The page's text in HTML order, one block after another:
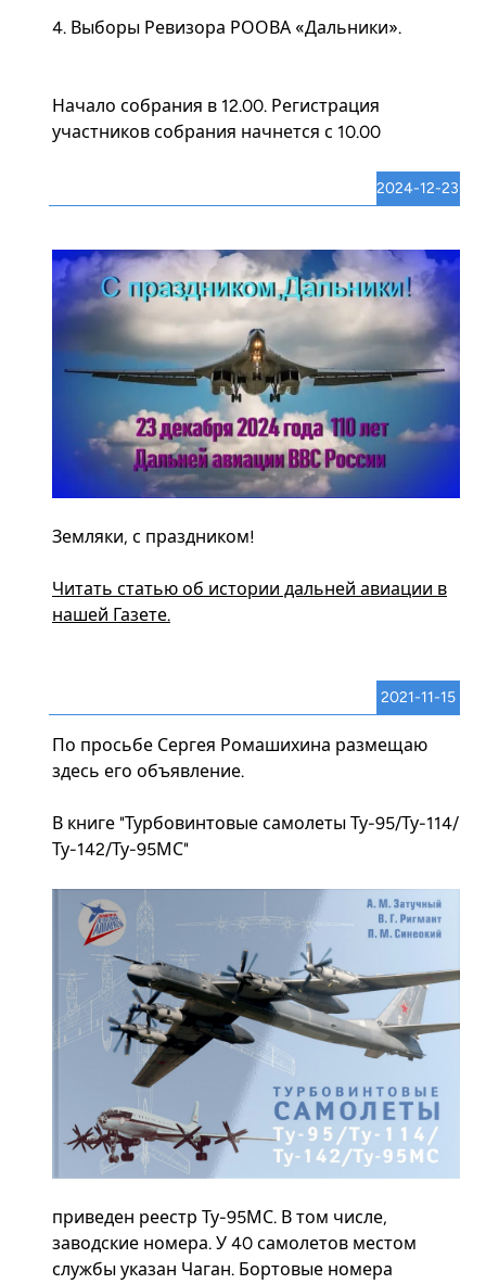
4. Выборы Ревизора РООВА «Дальники».
Начало собрания в 12.00. Регистрация
участников собрания начнется с 10.00
2024-12-23
Земляки, с праздником!
Читать статью об истории дальней авиации в
нашей Газете.
2021-11-15
По просьбе Сергея Ромашихина размещаю
здесь его объявление.
В книге "Турбовинтовые самолеты Ту-95/Ту-114/
Ту-142/Ту-95МС"
приведен реестр Ту-95МС. В том числе,
заводские номера. У 40 самолетов местом
службы указан Чаган. Бортовые номера